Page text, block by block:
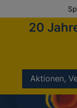
20
Aktionen,